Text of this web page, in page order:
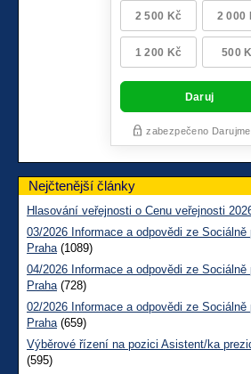
Nejčtenější články
Hlasování veřejnosti o Cenu veřejnosti
03/2026 Informace a odpovědi ze
Praha(1089)
04/2026 Informace a odpovědi ze
Praha(728)
02/2026 Informace a odpovědi ze
Praha(659)
Výběrové řízení na pozici Asistent/ka
(595)